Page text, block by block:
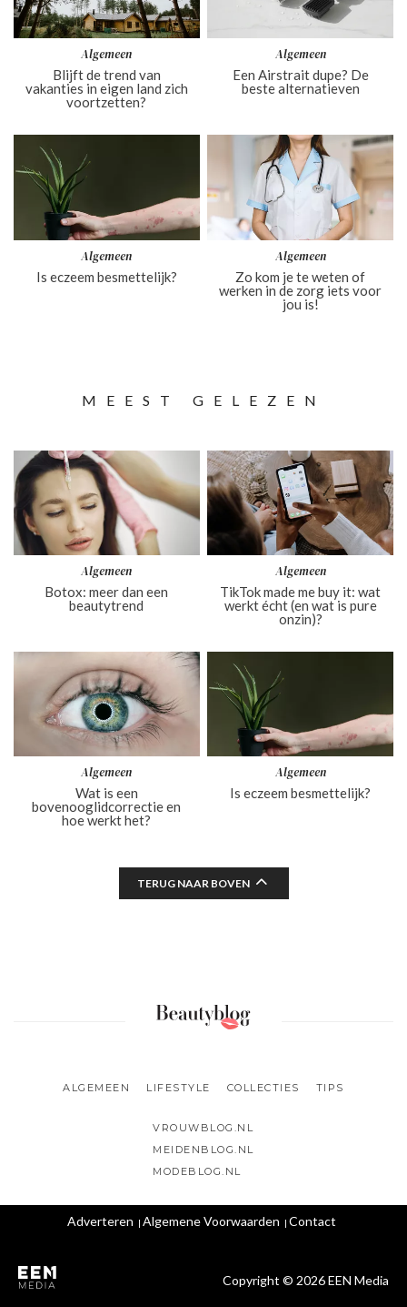
Algemeen
Blijft de trend van
vakanties in eigen land zich
voortzetten?
Algemeen
Een Airstrait dupe? De
beste alternatieven
Algemeen
Is eczeem besmettelijk?
Algemeen
Zo kom je te weten of
werken in de zorg iets voor
jou is!
MEEST GELEZEN
Algemeen
Botox: meer dan een
beautytrend
Algemeen
TikTok made me buy it: wat
werkt écht (en wat is pure
onzin)?
Algemeen
Wat is een
bovenooglidcorrectie en
hoe werkt het?
Algemeen
Is eczeem besmettelijk?
TERUG NAAR BOVEN
ALGEMEEN LIFESTYLE COLLECTIES TIPS
VROUWBLOG.NL
MEIDENBLOG.NL
MODEBLOG.NL
Copyright © 2026 EEN Media
Adverteren Algemene Voorwaarden Contact